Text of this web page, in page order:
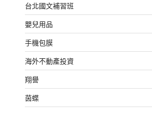
台北國文補習班
嬰兒用品
手機包膜
海外不動產投資
翔譽
茵蝶